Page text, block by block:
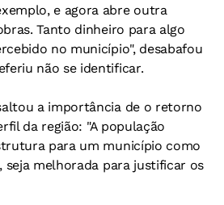
e agora abre outra
Tanto dinheiro para algo
no município", desabafou
não se identificar.
a importância de o retorno
da região: "A população
para um município como
seja melhorada para justificar os